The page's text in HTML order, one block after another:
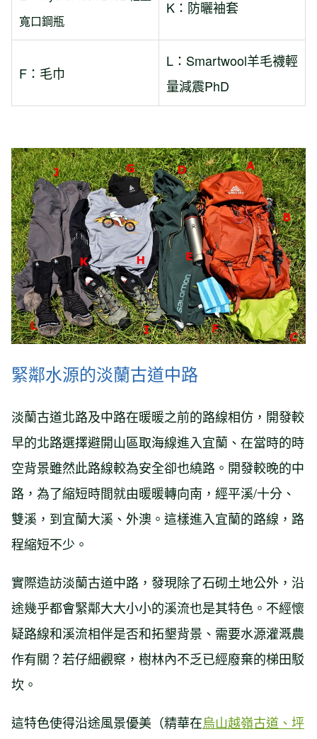
寬口鋼瓶
K：防曬袖套
F：毛巾
L：Smartwool羊毛襪輕
量減震PhD
緊鄰水源的淡蘭古道中路
淡蘭古道北路及中路在暖暖之前的路線相仿，開發較
早的北路選擇避開山區取海線進入宜蘭、在當時的時
空背景雖然此路線較為安全卻也繞路。開發較晚的中
路，為了縮短時間就由暖暖轉向南，經平溪/十分、
雙溪，到宜蘭大溪、外澳。這樣進入宜蘭的路線，路
程縮短不少。
實際造訪淡蘭古道中路，發現除了石砌土地公外，沿
途幾乎都會緊鄰大大小小的溪流也是其特色。不經懷
疑路線和溪流相伴是否和拓墾背景、需要水源灌溉農
作有關？若仔細觀察，樹林內不乏已經廢棄的梯田駁
坎。
這特色使得沿途風景優美（精華在烏山越嶺古道、坪